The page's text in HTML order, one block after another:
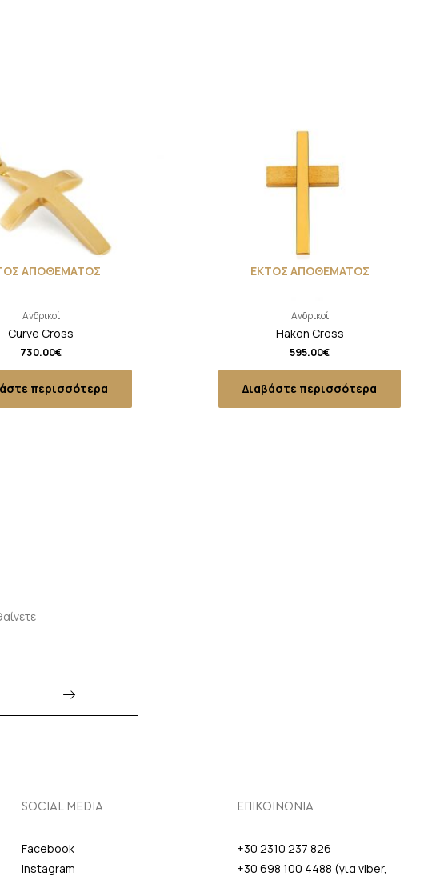
ΑΠΟΘΕΜΑΤΟΣ
Ανδρικοί
Curve Cross
730.00€
περισσότερα
ΕΚΤΟΣ ΑΠΟΘΕΜΑΤΟΣ
Ανδρικοί
Hakon Cross
595.00€
Διαβάστε περισσότερα
SOCIAL MEDIA
Facebook
Instagram
ΕΠΙΚΟΙΝΩΝΙΑ
+30 2310 237 826
+30 698 100 4488 (για viber,